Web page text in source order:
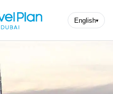
English▾